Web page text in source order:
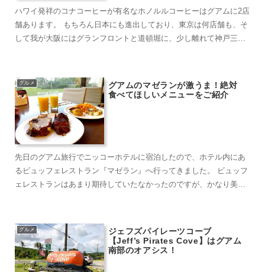
ハワイ発祥のコナコーヒーが有名なホノルルコーヒーはグアムに2店
舗あります。 もちろん日本にも進出しており、東京は何店舗も、そ
して我が大阪にはグランフロントと道頓堀に、少し離れて神戸三宮
グルメ
グアムのマゼランが激うま！絶対
食べてほしいメニューをご紹介
先日のグアム旅行でニッコーホテルに宿泊したので、ホテル内にあ
るビュッフェレストラン『マゼラン』へ行ってきました。 ビュッフ
ェレストランはあまり期待していたなかったのですが、かなり美味
グルメ
ジェフズパイレーツコーブ
【Jeff’s Pirates Cove】はグアム
南部のオアシス！